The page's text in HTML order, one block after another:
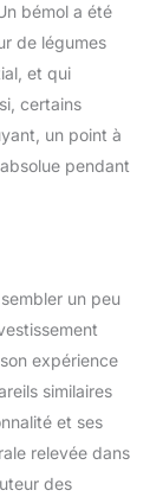
bémol a été
de légumes
et qui
certains
un point à
pendant
un peu
expérience
similaires
et ses
relevée dans
des